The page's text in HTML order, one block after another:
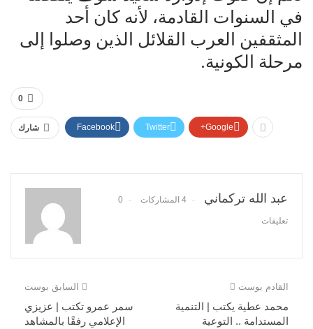
في السنوات القادمة، لأنه كان أحد
المثقفين العرب القلائل الذين وصلوا إلى
مرحلة الكونية.
0
شارك Facebook Twitter Google+
عبد الله تركماني 4 المشاركات 0
تعليقات
السابق بوست
سمر عمرو تكتب | عزيزي
الإعلامي رفقًا بالمشاهد
القادم بوست
محمد عطية يكتب | التنمية
المستدامة .. التوعية